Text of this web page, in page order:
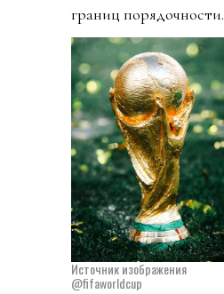
границ порядочности.
Источник изображения
@fifaworldcup